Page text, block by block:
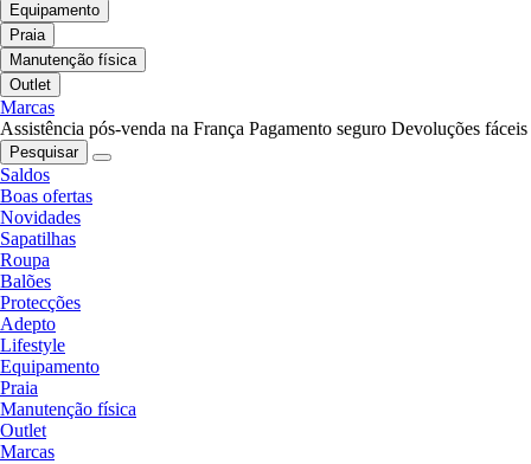
Equipamento
Praia
Manutenção física
Outlet
Marcas
Assistência pós-venda na França Pagamento seguro Devoluções fáceis
Pesquisar
Saldos
Boas ofertas
Novidades
Sapatilhas
Roupa
Balões
Protecções
Adepto
Lifestyle
Equipamento
Praia
Manutenção física
Outlet
Marcas